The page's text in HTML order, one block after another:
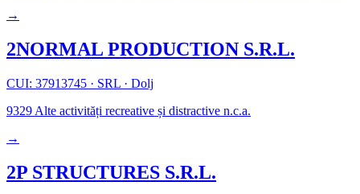
→
2NORMAL PRODUCTION S.R.L.
CUI: 37913745 · SRL · Dolj
9329 Alte activități recreative și distractive n.c.a.
→
2P STRUCTURES S.R.L.